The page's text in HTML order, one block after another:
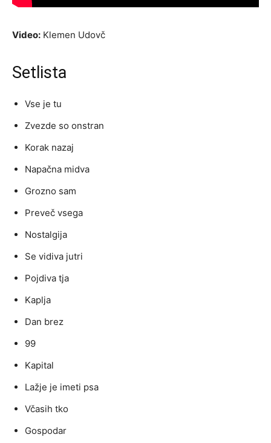
Video: Klemen Udovč
Setlista
Vse je tu
Zvezde so onstran
Korak nazaj
Napačna midva
Grozno sam
Preveč vsega
Nostalgija
Se vidiva jutri
Pojdiva tja
Kaplja
Dan brez
99
Kapital
Lažje je imeti psa
Včasih tko
Gospodar